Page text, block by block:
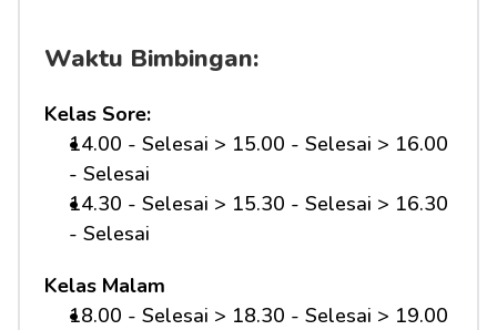
Waktu Bimbingan:
Kelas Sore:
14.00 - Selesai > 15.00 - Selesai > 16.00
- Selesai
14.30 - Selesai > 15.30 - Selesai > 16.30
- Selesai
Kelas Malam
18.00 - Selesai > 18.30 - Selesai > 19.00